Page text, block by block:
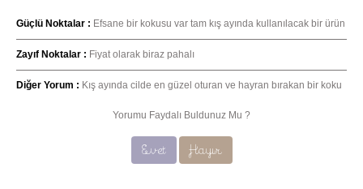
Güçlü Noktalar : Efsane bir kokusu var tam kış ayında kullanılacak bir ürün
Zayıf Noktalar : Fiyat olarak biraz pahalı
Diğer Yorum : Kış ayında cilde en güzel oturan ve hayran bırakan bir koku
Yorumu Faydalı Buldunuz Mu ?
Evet Hayır